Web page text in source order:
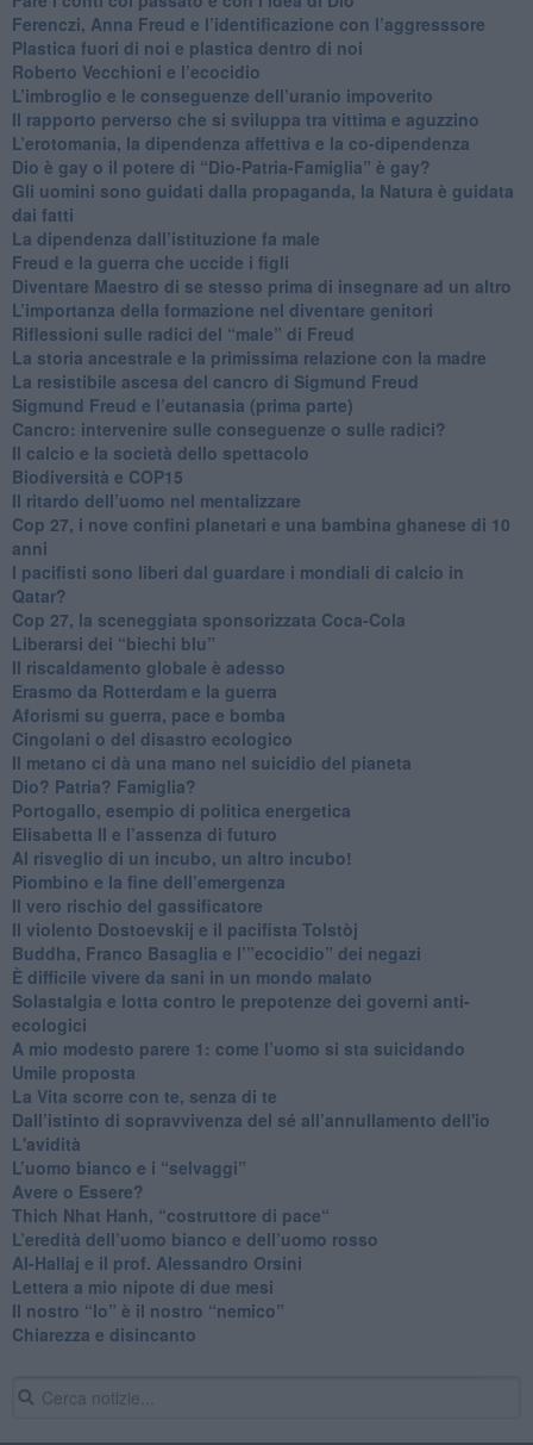
​Ferenczi, Anna Freud e l’identificazione con l’aggresssore
Plastica fuori di noi e plastica dentro di noi
​Roberto Vecchioni e l’ecocidio
​L’imbroglio e le conseguenze dell’uranio impoverito
​Il rapporto perverso che si sviluppa tra vittima e aguzzino
L’erotomania, la dipendenza affettiva e la co-dipendenza
​Dio è gay o il potere di “Dio-Patria-Famiglia” è gay?
​Gli uomini sono guidati dalla propaganda, la Natura è guidata
dai fatti
La dipendenza dall’istituzione fa male
​Freud e la guerra che uccide i figli
​Diventare Maestro di se stesso prima di insegnare ad un altro
L’importanza della formazione nel diventare genitori
Riflessioni sulle radici del “male” di Freud
​La storia ancestrale e la primissima relazione con la madre
​La resistibile ascesa del cancro di Sigmund Freud
Sigmund Freud e l’eutanasia (prima parte)
Cancro: intervenire sulle conseguenze o sulle radici?
​Il calcio e la società dello spettacolo
Biodiversità e COP15
​Il ritardo dell’uomo nel mentalizzare
​Cop 27, i nove confini planetari e una bambina ghanese di 10
anni
​I pacifisti sono liberi dal guardare i mondiali di calcio in
Qatar?
​Cop 27, la sceneggiata sponsorizzata Coca-Cola
​Liberarsi dei “biechi blu”
Il riscaldamento globale è adesso
​Erasmo da Rotterdam e la guerra
​Aforismi su guerra, pace e bomba
Cingolani o del disastro ecologico
​Il metano ci dà una mano nel suicidio del pianeta
​Dio? Patria? Famiglia?
Portogallo, esempio di politica energetica
​Elisabetta II e l’assenza di futuro
Al risveglio di un incubo, un altro incubo!
​Piombino e la fine dell’emergenza
​Il vero rischio del gassificatore
​Il violento Dostoevskij e il pacifista Tolstòj
​Buddha, Franco Basaglia e l’”ecocidio” dei negazi
​È difficile vivere da sani in un mondo malato
Solastalgia e lotta contro le prepotenze dei governi anti-
ecologici
​A mio modesto parere 1: come l’uomo si sta suicidando
​Umile proposta
​La Vita scorre con te, senza di te
​Dall’istinto di sopravvivenza del sé all’annullamento dell'io
L'avidità
​L’uomo bianco e i “selvaggi”
​Avere o Essere?
​Thich Nhat Hanh, “costruttore di pace“
​L’eredità dell’uomo bianco e dell’uomo rosso
Al-Hallaj e il prof. Alessandro Orsini
​Lettera a mio nipote di due mesi
​Il nostro “Io” è il nostro “nemico”
​Chiarezza e disincanto